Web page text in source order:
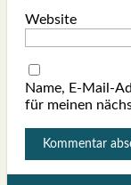
Website
Name, E-Mail-
für meinen